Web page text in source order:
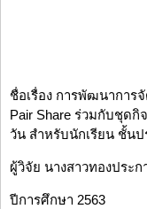
ชื่อเรื่อง การพัฒนาการ
Pair Share ร่วมกับชุดกิ
วัน สำหรับนักเรียน ชั้น
ผู้วิจัย นางสาวทองประ
ปีการศึกษา 2563